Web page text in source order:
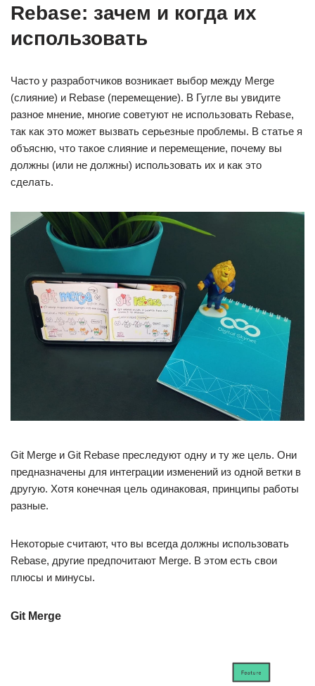
Rebase: зачем и когда их
использовать
Часто у разработчиков возникает выбор между Merge
(слияние) и Rebase (перемещение). В Гугле вы увидите
разное мнение, многие советуют не использовать Rebase,
так как это может вызвать серьезные проблемы. В статье я
объясню, что такое слияние и перемещение, почему вы
должны (или не должны) использовать их и как это
сделать.
Git Merge и Git Rebase преследуют одну и ту же цель. Они
предназначены для интеграции изменений из одной ветки в
другую. Хотя конечная цель одинаковая, принципы работы
разные.
Некоторые считают, что вы всегда должны использовать
Rebase, другие предпочитают Merge. В этом есть свои
плюсы и минусы.
Git Merge